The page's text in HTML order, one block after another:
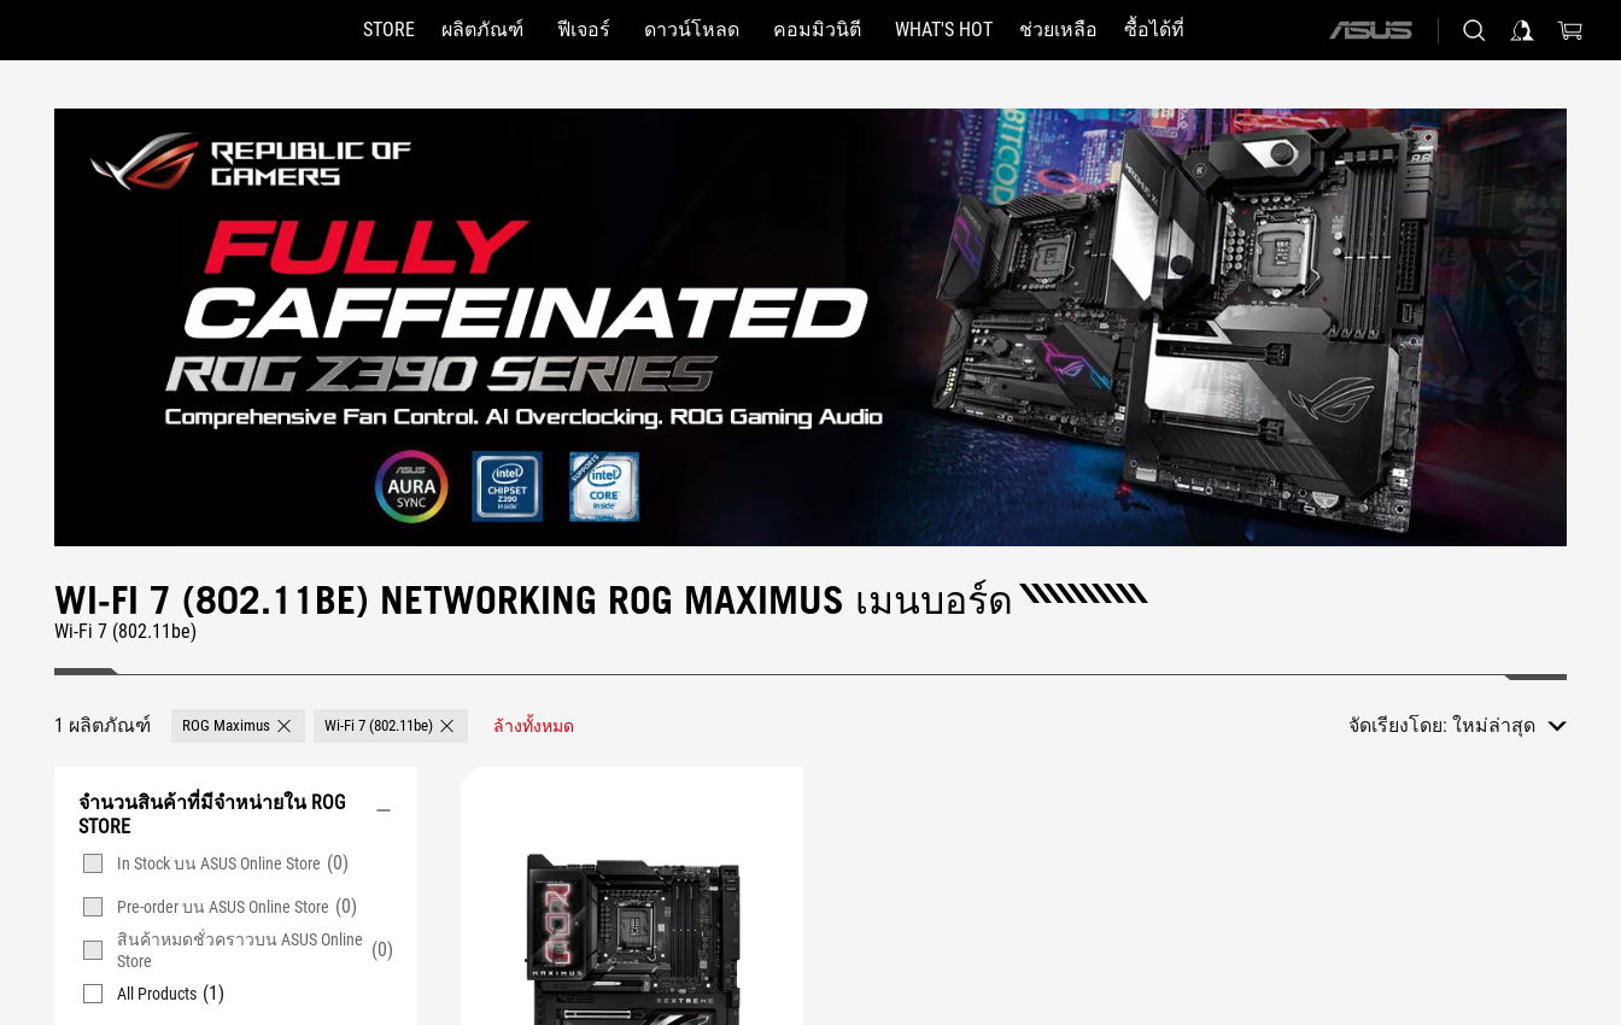
Accessibility links
STORE ผลิตภัณฑ์ ฟีเจอร์ ดาวน์โหลด คอมมิวนิตี WHAT'S HOT ช่วยเหลือ ซื้อได้ที่
ASUS
WI-FI 7 (802.11BE) NETWORKING ROG MAXIMUS เมนบอร์ด
Wi-Fi 7 (802.11be)
1 ผลิตภัณฑ์ ROG Maximus Remove ROG Maximus
Wi-Fi 7 (802.11be) Remove Wi-Fi 7 (802.11be)
ล้างทั้งหมด จัดเรียงโดย: ใหม่ล่าสุด
จำนวนสินค้าที่มีจำหน่ายใน ROG
STORE
In Stock บน ASUS Online Store (0)
Pre-order บน ASUS Online Store (0)
สินค้าหมดชั่วคราวบน ASUS Online
Store
(0)
All Products (1)